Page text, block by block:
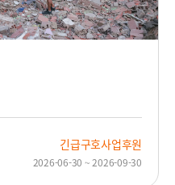
긴급구호사업후원
2026-06-30 ~ 2026-09-30